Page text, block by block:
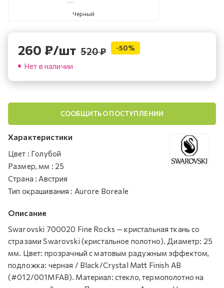
Черный
260 ₽/шт 520₽ -50%
Нет в наличии
СООБЩИТЬ О ПОСТУПЛЕНИИ
Характеристики
Цвет : Голубой
Размер, мм : 25
Страна : Австрия
Тип окрашивания : Aurore Boreale
Описание
Swarovski 700020 Fine Rocks — кристальная ткань со
стразами Swarovski (кристальное полотно). Диаметр: 25
мм. Цвет: прозрачный с матовым радужным эффектом,
подложка: черная / Black/Crystal Matt Finish AB
(#012/001MFAB). Материал: стекло, термополотно на